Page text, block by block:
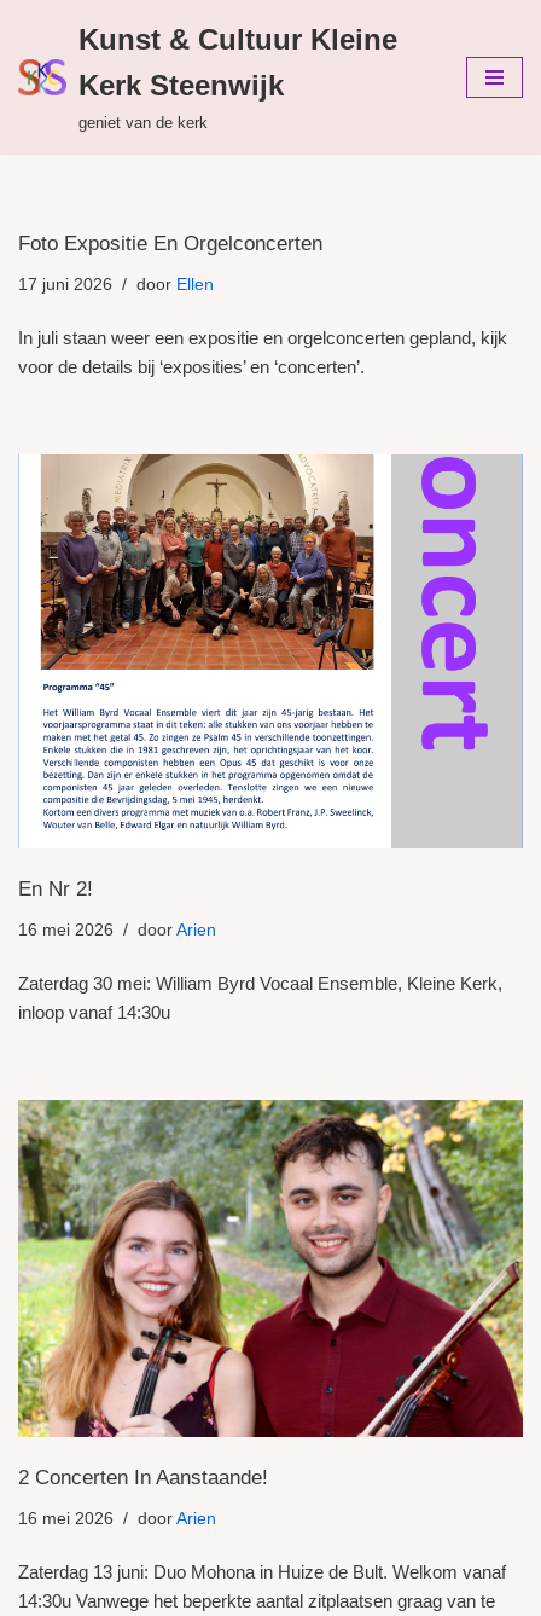
Ga
naar
Kunst & Cultuur Kleine
Kerk Steenwijk
geniet van de kerk
Foto Expositie En Orgelconcerten
17 juni 2026 door Ellen
In juli staan weer een expositie en orgelconcerten gepland, kijk
voor de details bij ‘exposities’ en ‘concerten’.
En Nr 2!
16 mei 2026 door Arien
Zaterdag 30 mei: William Byrd Vocaal Ensemble, Kleine Kerk,
inloop vanaf 14:30u
2 Concerten In Aanstaande!
16 mei 2026 door Arien
Zaterdag 13 juni: Duo Mohona in Huize de Bult. Welkom vanaf
14:30u Vanwege het beperkte aantal zitplaatsen graag van te